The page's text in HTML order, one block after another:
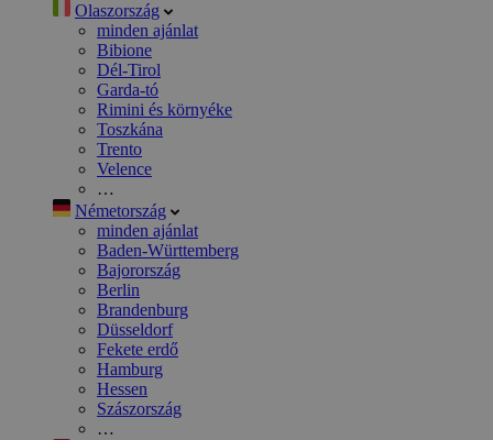
Olaszország
minden ajánlat
Bibione
Dél-Tirol
Garda-tó
Rimini és környéke
Toszkána
Trento
Velence
…
Németország
minden ajánlat
Baden-Württemberg
Bajorország
Berlin
Brandenburg
Düsseldorf
Fekete erdő
Hamburg
Hessen
Szászország
…